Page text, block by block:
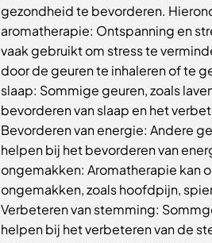
gezondheid te bevorderen.
aromatherapie: Ontspanning en
vaak gebruikt om stress te
door de geuren te inhaleren of te
slaap: Sommige geuren, zoals
bevorderen van slaap en het
Bevorderen van energie: Andere
helpen bij het bevorderen van
ongemakken: Aromatherapie kan
ongemakken, zoals hoofdpijn,
Verbeteren van stemming:
helpen bij het verbeteren van de